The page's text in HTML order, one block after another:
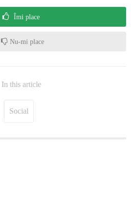
Îmi place
Nu-mi place
In this article
Social